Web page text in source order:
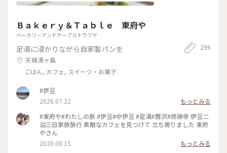
レトロ #レトロ商店街 #昭和レトロな商店街 #桜井商店温泉ま
グルメ #食べ歩き #旅のごはん #富士山 #熱海駅 #熱海 #熱海市
#静岡県 #静岡
っててびっくり！周辺にもお店がいっばいあったので、こっち
だったので、バスで熱海駅まで帰って来ちゃった😂 #熱海温泉
#熱海旅行 #熱海スイーツ #ことりっぷ静岡
Ｂａｋｅｒｙ＆Ｔａｂｌｅ 東府や
ベーカリーアンドテーブルトウフヤ
足湯に浸かりながら自家製パンを
天城湯ヶ島
ごはん, カフェ, スイーツ・お菓子
296
#伊豆
2026.07.22
もっとみる
#東府や#わたしの旅 #伊豆#中伊豆 #足湯#贅沢#修禅寺 伊豆二
泊三日家族旅行 素敵なカフェを見つけて 立ち寄りました 東府
やさん
2020.08.15
もっとみる